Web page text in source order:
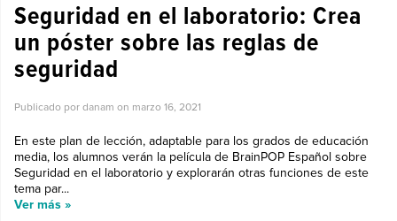
Seguridad en el laboratorio: Crea
un póster sobre las reglas de
seguridad
Publicado por danam on marzo 16, 2021
En este plan de lección, adaptable para los grados de educación
media, los alumnos verán la película de BrainPOP Español sobre
Seguridad en el laboratorio y explorarán otras funciones de este
tema par...
Ver más »